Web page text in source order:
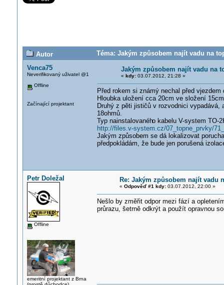
Autor
Téma: Jakým způsobem najít vadu na
Venca75
Neverifikovaný uživatel @1
Offline
Začínající projektant
Jakým způsobem najít vadu na
« kdy:03.07.2012, 21:28 »
Před rokem si známý nechal před
Hloubka uložení cca 20cm ve složení
Druhý z pěti jističů v rozvodnici
18ohmů.
Typ nainstalovaného kabelu V-system TO-
http://files.v-system.cz/07_topne_prvky/
Jakým způsobem se dá lokalizovat
předpokládám, že bude jen porušená
Petr Doležal
Offline
emeritní projektant z Brna
Re: Jakým způsobem najít vadu
« Odpověď #1 kdy:03.07.2012, 22:00 »
Nešlo by změřit odpor mezi fází a
průrazu, šetrně odkrýt a použít opravnou